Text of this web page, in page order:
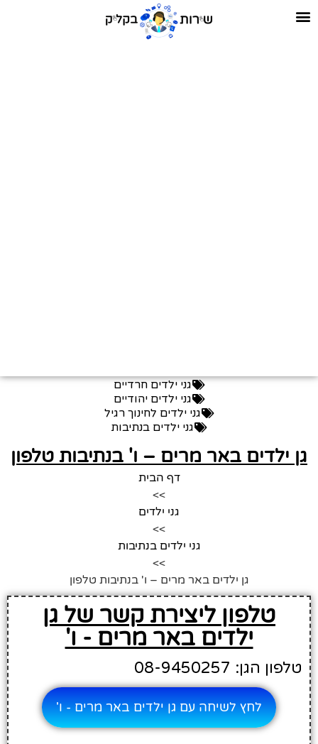
גני ילדים חרדיים
גני ילדים יהודיים
גני ילדים לחינוך רגיל
גני ילדים בנתיבות
גן ילדים באר מרים – ו' בנתיבות טלפון
דף הבית
>>
גני ילדים
>>
גני ילדים בנתיבות
>>
גן ילדים באר מרים – ו' בנתיבות טלפון
טלפון ליצירת קשר של גן
ילדים באר מרים - ו'
טלפון הגן: 08-9450257
לחץ לשיחה עם גן ילדים באר מרים - ו'